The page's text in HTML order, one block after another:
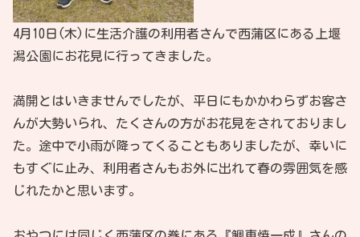
4月10日(木)に生活介護の利用者さんで西蒲区にある上堰
潟公園にお花見に行ってきました。
満開とはいきませんでしたが、平日にもかかわらずお客さ
んが大勢いられ、たくさんの方がお花見をされておりまし
た。途中で小雨が降ってくることもありましたが、幸いに
もすぐに止み、利用者さんもお外に出れて春の雰囲気を感
じれたかと思います。